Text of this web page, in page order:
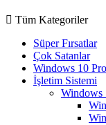
Tüm Kategoriler
Süper Fırsatlar
Çok Satanlar
Windows 10 Pro
İşletim Sistemi
Windows